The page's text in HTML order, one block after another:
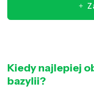
Kiedy najlepiej
bazylii?